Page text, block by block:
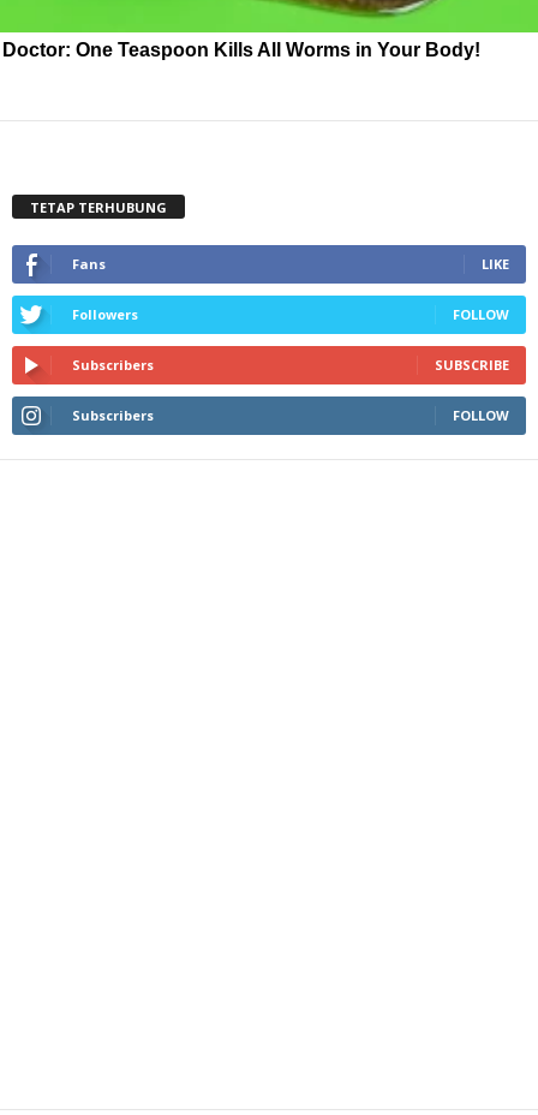
Doctor: One Teaspoon Kills All Worms in Your Body!
TETAP TERHUBUNG
Fans LIKE
Followers FOLLOW
Subscribers SUBSCRIBE
Subscribers FOLLOW